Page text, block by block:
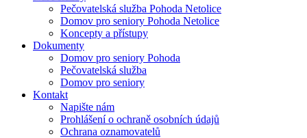
Pečovatelská služba Pohoda Netolice
Domov pro seniory Pohoda Netolice
Koncepty a přístupy
Dokumenty
Domov pro seniory Pohoda
Pečovatelská služba
Domov pro seniory
Kontakt
Napište nám
Prohlášení o ochraně osobních údajů
Ochrana oznamovatelů